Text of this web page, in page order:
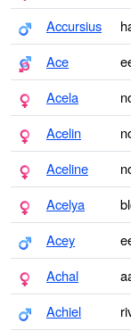
Accursius
Ace
Acela
Acelin
Aceline
Acelya
Acey
Achal
Achiel